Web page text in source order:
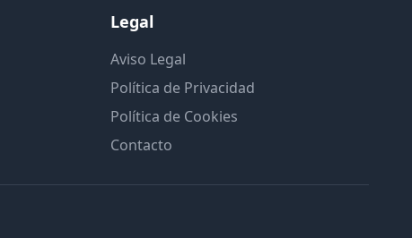
Legal
Aviso Legal
Política de Privacidad
Política de Cookies
Contacto